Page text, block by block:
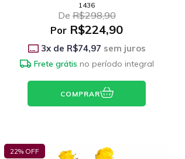
1436
De R$298,90
Por R$224,90
3x de R$74,97 sem juros
Frete grátis no período integral
COMPRAR
22% OFF